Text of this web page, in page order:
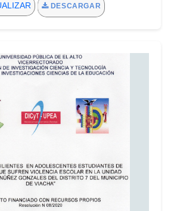
DESCARGAR